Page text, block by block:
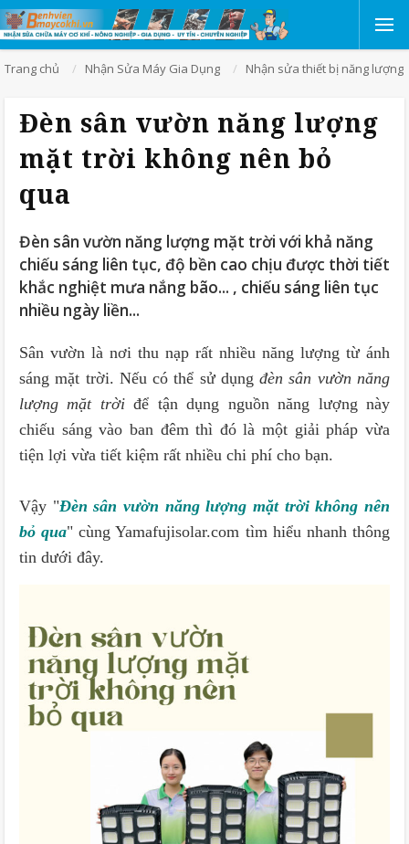
Trang chủ Nhận Sửa Máy Gia Dụng Nhận sửa thiết bị năng lượng
Đèn sân vườn năng lượng
mặt trời không nên bỏ
qua
Đèn sân vườn năng lượng mặt trời với khả năng
chiếu sáng liên tục, độ bền cao chịu được thời tiết
khắc nghiệt mưa nắng bão... , chiếu sáng liên tục
nhiều ngày liền...
Sân vườn là nơi thu nạp rất nhiều năng lượng từ ánh
sáng mặt trời. Nếu có thể sử dụngđèn sân vườn năng
lượng mặt trờiđể tận dụng nguồn năng lượng này
chiếu sáng vào ban đêm thì đó là một giải pháp vừa
tiện lợi vừa tiết kiệm rất nhiều chi phí cho bạn.
Vậy "Đèn sân vườn năng lượng mặt trời không nên
bỏ qua" cùng Yamafujisolar.com tìm hiểu nhanh thông
tin dưới đây.